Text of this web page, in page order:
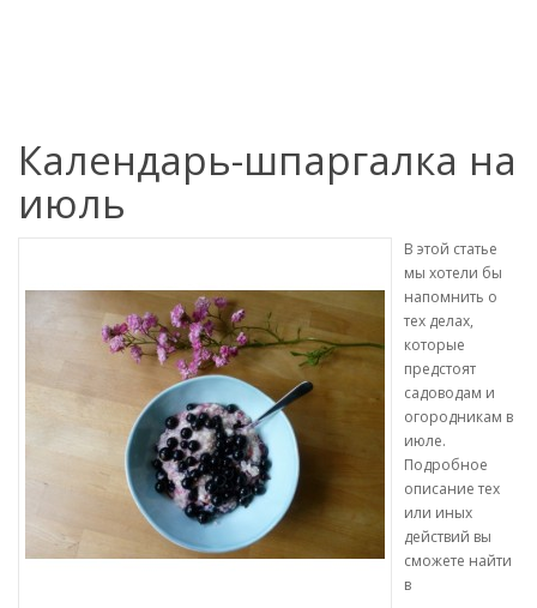
Календарь-шпаргалка на
июль
В этой статье
мы хотели бы
напомнить о
тех делах,
которые
предстоят
садоводам и
огородникам в
июле.
Подробное
описание тех
или иных
действий вы
сможете найти
в